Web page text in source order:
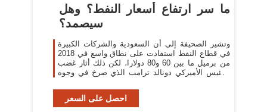
ما سر ارتفاع أسعار النفط؟ وهل
سيصمد؟
وتشير الصحيفة إلى أن السعودية والشركات الكبيرة
في قطاع النفط استفادت على نطاق واسع في 2018
من برميل ما بين 60 و80 دولارا، لكن ذلك أثار غضب
الرئيس الأميركي دونالد ترامب الذي صرخ في وجوه
احصل على السعر